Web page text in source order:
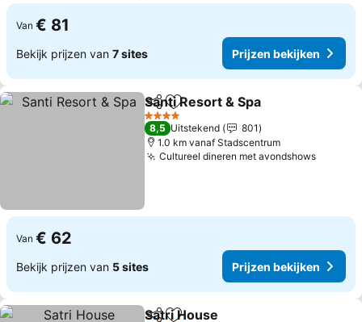
Van € 81
Bekijk prijzen van 7 sites Prijzen bekijken
DelenToevoegen aan favorieten
Santi Resort & Spa
4 Sterren
8,5 Uitstekend
801
1.0 km vanaf Stadscentrum
Cultureel dineren met avondshows
Van € 62
Bekijk prijzen van 5 sites Prijzen bekijken
Satri House